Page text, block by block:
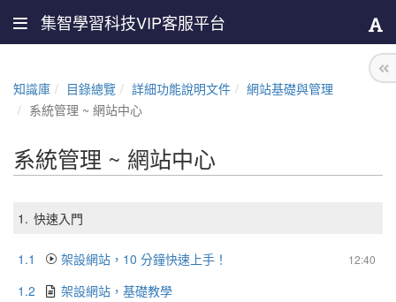
集智學習科技VIP客服平台
知識庫 目錄總覽 詳細功能說明文件
網站基礎與管理
系統管理 ~ 網站中心
系統管理 ~ 網站中心
1. 快速入門
1.1 12:40
架設網站，10 分鐘快速上手！
1.2
架設網站，基礎教學